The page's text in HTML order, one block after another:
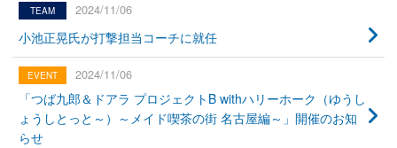
2024/11/06
小池正晃氏が打撃担当コーチに就任
2024/11/06
「つば九郎＆ドアラ プロジェクトB withハリーホーク（ゆうし
ょうしとっと～）～メイド喫茶の街 名古屋編～」開催のお知
らせ